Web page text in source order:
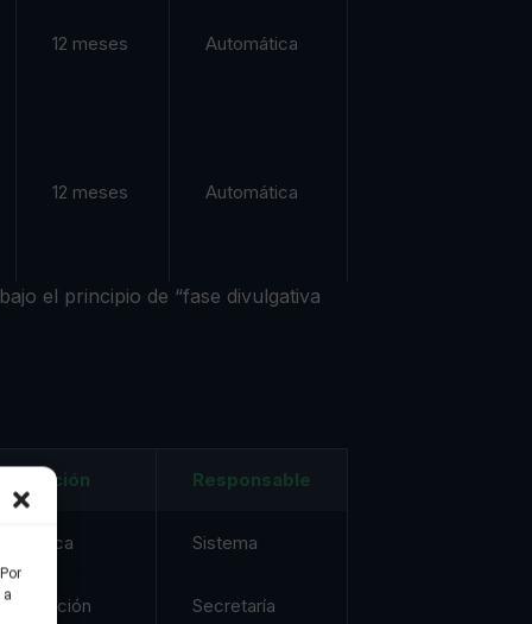
a
12 meses Automática
12 meses Automática
el principio de “fase divulgativa
Validación Responsable
No aplica Sistema
Secretaría